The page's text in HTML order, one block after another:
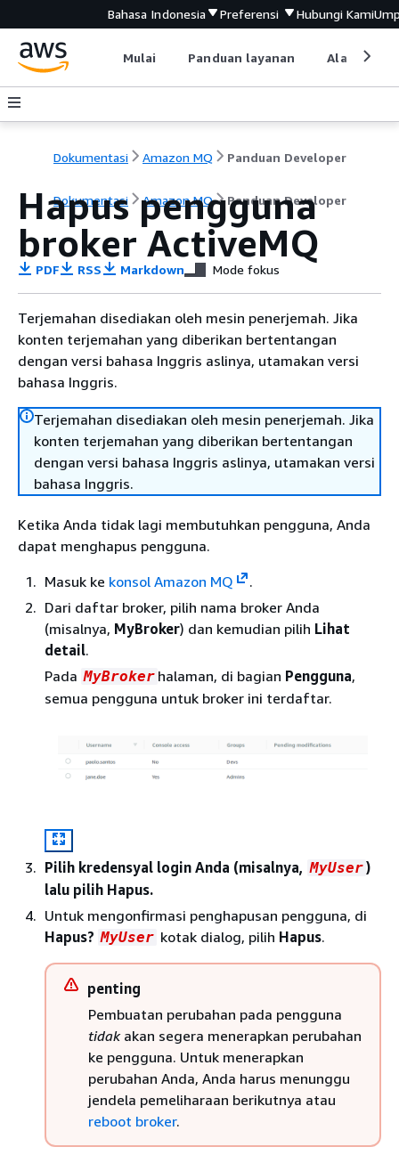
Bahasa Indonesia Preferensi Hubungi Kami
Mulai Panduan layanan Alat
Dokumentasi Amazon MQ Panduan Developer
Dokumentasi Amazon MQ Panduan Developer
Hapus pengguna
broker ActiveMQ
PDF RSS Markdown Mode fokus
Terjemahan disediakan oleh mesin penerjemah. Jika
konten terjemahan yang diberikan bertentangan
dengan versi bahasa Inggris aslinya, utamakan versi
bahasa Inggris.
Terjemahan disediakan oleh mesin penerjemah. Jika
konten terjemahan yang diberikan bertentangan
dengan versi bahasa Inggris aslinya, utamakan versi
bahasa Inggris.
Ketika Anda tidak lagi membutuhkan pengguna, Anda
dapat menghapus pengguna.
Masuk ke konsol Amazon MQ
.
Dari daftar broker, pilih nama broker Anda
(misalnya, MyBroker) dan kemudian pilih Lihat
detail.
Pada MyBroker halaman, di bagian Pengguna,
semua pengguna untuk broker ini terdaftar.
Pilih kredensyal login Anda (misalnya, MyUser)
lalu pilih Hapus.
Untuk mengonfirmasi penghapusan pengguna, di
Hapus? MyUser kotak dialog, pilih Hapus.
penting
Pembuatan perubahan pada pengguna
tidakakan segera menerapkan perubahan
ke pengguna. Untuk menerapkan
perubahan Anda, Anda harus menunggu
jendela pemeliharaan berikutnya atau
reboot broker.